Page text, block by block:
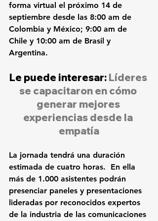
forma virtual el próximo 14 de
septiembre desde las 8:00 am de
Colombia y México; 9:00 am de
Chile y 10:00 am de Brasil y
Argentina.
Le puede interesar: Líderes
se capacitaron en cómo
generar mejores
experiencias desde la
empatía
La jornada tendrá una duración
estimada de cuatro horas.  En ella
más de 1.000 asistentes podrán
presenciar paneles y presentaciones
lideradas por reconocidos expertos
de la industria de las comunicaciones